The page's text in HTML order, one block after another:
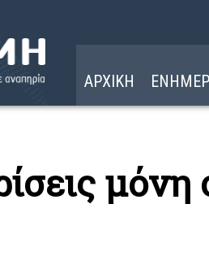
ΑΡΧΙΚΗ
μόνη